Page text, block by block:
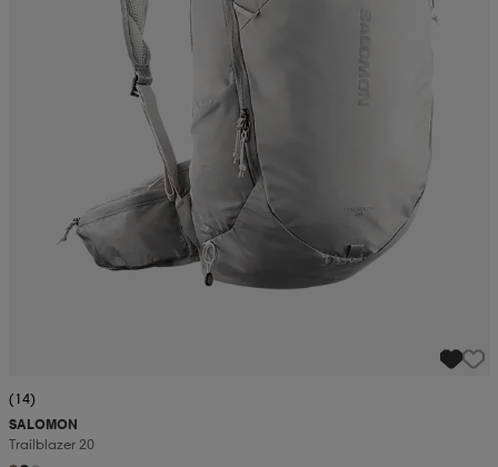
(14)
SALOMON
Trailblazer 20